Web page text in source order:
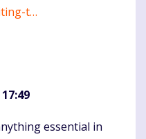
t…
essential in